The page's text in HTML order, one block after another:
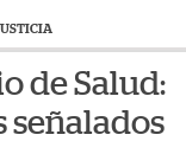
de Salud:
señalados